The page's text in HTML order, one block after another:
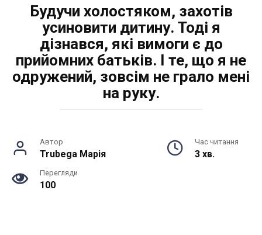
Будучи холостяком, захотів
усиновити дитину. Тоді я
дізнався, які вимоги є до
прийомних батьків. І те, що я не
одружений, зовсім не грало мені
на руку.
Автор
Trubega Марія
Час читання
3 хв.
Перегляди
100